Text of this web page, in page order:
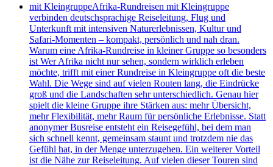
mit KleingruppeAfrika-Rundreisen mit Kleingruppe
verbinden deutschsprachige Reiseleitung, Flug und
Unterkunft mit intensiven Naturerlebnissen, Kultur und
Safari-Momenten – kompakt, persönlich und nah dran.
Warum eine Afrika-Rundreise in kleiner Gruppe so besonders
ist Wer Afrika nicht nur sehen, sondern wirklich erleben
möchte, trifft mit einer Rundreise in Kleingruppe oft die beste
Wahl. Die Wege sind auf vielen Routen lang, die Eindrücke
groß und die Landschaften sehr unterschiedlich. Genau hier
spielt die kleine Gruppe ihre Stärken aus: mehr Übersicht,
mehr Flexibilität, mehr Raum für persönliche Erlebnisse. Statt
anonymer Busreise entsteht ein Reisegefühl, bei dem man
sich schnell kennt, gemeinsam staunt und trotzdem nie das
Gefühl hat, in der Menge unterzugehen. Ein weiterer Vorteil
ist die Nähe zur Reiseleitung. Auf vielen dieser Touren sind